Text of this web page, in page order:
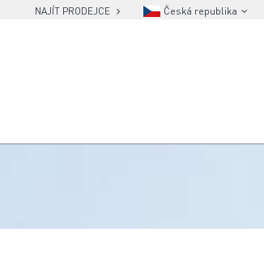
NAJÍT PRODEJCE Česká republika